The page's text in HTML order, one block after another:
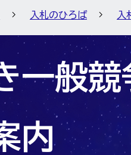
入札のひろば 入
一般競
内